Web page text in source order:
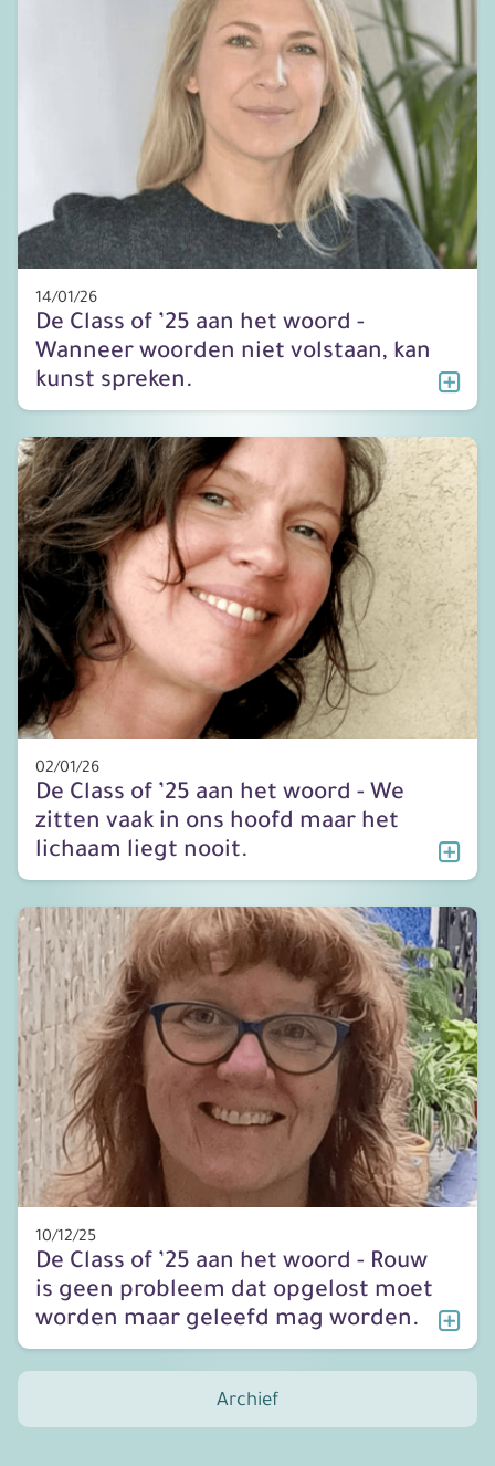
14/01/26
De Class of ’25 aan het woord -
Wanneer woorden niet volstaan, kan
kunst spreken.
02/01/26
De Class of ’25 aan het woord - We
zitten vaak in ons hoofd maar het
lichaam liegt nooit.
10/12/25
De Class of ’25 aan het woord - Rouw
is geen probleem dat opgelost moet
worden maar geleefd mag worden.
Archief